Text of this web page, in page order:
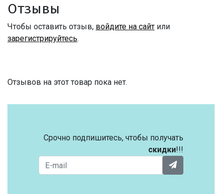
Отзывы
Чтобы оставить отзыв, войдите на сайт или
зарегистрируйтесь.
Отзывов на этот товар пока нет.
Срочно подпишитесь, чтобы получать
скидки!!!